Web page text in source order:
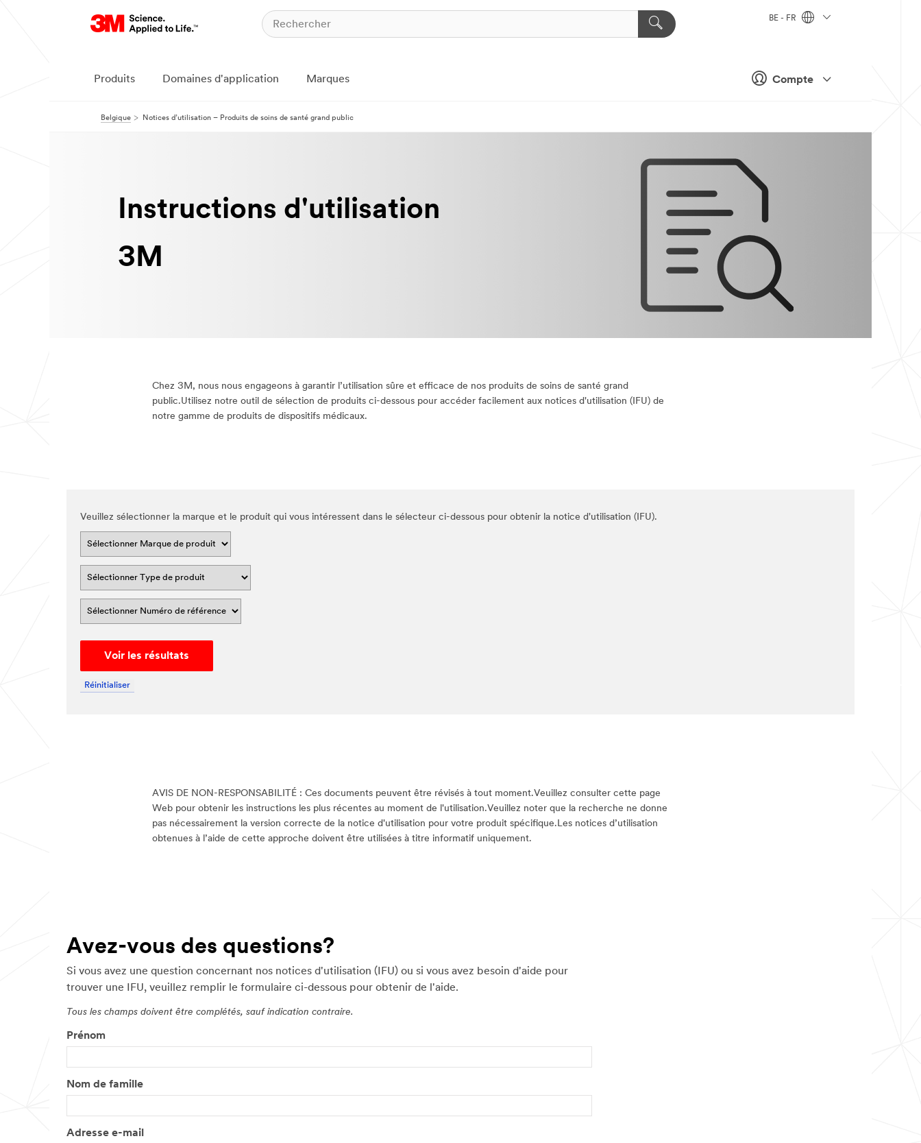
Compte
BE - FR
Produits Domaines d'application Marques
Belgique Notices d’utilisation – Produits de soins de santé grand public
Instructions d'utilisation
3M
Chez 3M, nous nous engageons à garantir l’utilisation sûre et efficace de nos produits de soins de santé grand
public.Utilisez notre outil de sélection de produits ci-dessous pour accéder facilement aux notices d'utilisation (IFU) de
notre gamme de produits de dispositifs médicaux.
Veuillez sélectionner la marque et le produit qui vous intéressent dans le sélecteur ci-dessous pour obtenir la notice d'utilisation (IFU).
Voir les résultats
Réinitialiser
AVIS DE NON-RESPONSABILITÉ : Ces documents peuvent être révisés à tout moment.Veuillez consulter cette page
Web pour obtenir les instructions les plus récentes au moment de l'utilisation.Veuillez noter que la recherche ne donne
pas nécessairement la version correcte de la notice d'utilisation pour votre produit spécifique.Les notices d’utilisation
obtenues à l’aide de cette approche doivent être utilisées à titre informatif uniquement.
Avez-vous des questions?
Si vous avez une question concernant nos notices d'utilisation (IFU) ou si vous avez besoin d'aide pour
trouver une IFU, veuillez remplir le formulaire ci-dessous pour obtenir de l'aide.
Tous les champs doivent être complétés, sauf indication contraire.
Prénom
Nom de famille
Adresse e-mail